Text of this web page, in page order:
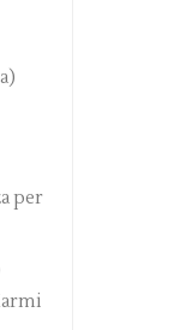
per